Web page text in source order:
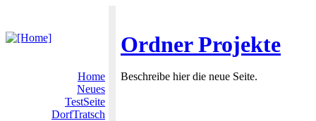
Ordner Projekte
Home
Neues
TestSeite
DorfTratsch
Beschreibe hier die neue Seite.